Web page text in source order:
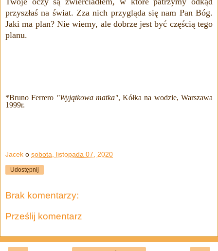
przyszłaś na świat. Zza nich przygląda się nam Pan Bóg.
Jaki ma plan? Nie wiemy, ale dobrze jest być częścią tego
planu.
*Bruno Ferrero "Wyjątkowa matka", Kółka na wodzie, Warszawa
1999r.
Jacek o sobota, listopada 07, 2020
Udostępnij
Brak komentarzy:
Prześlij komentarz